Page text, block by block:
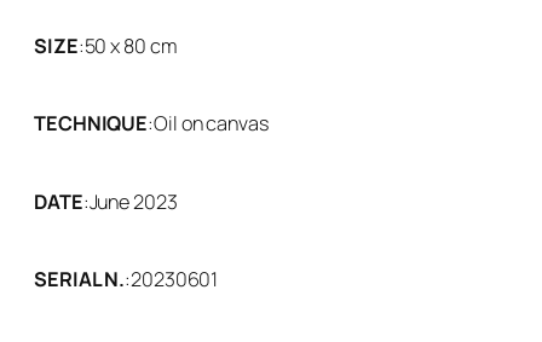
SIZE:50 x 80 cm
TECHNIQUE:Oil on canvas
DATE:June 2023
SERIAL N.:20230601